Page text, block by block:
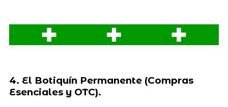
4. El Botiquín Permanente (Compras
Esenciales y OTC).